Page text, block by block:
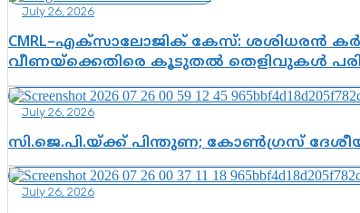
July 26, 2026
CMRL–എക്‌സാലോജിക് കേസ്: ശശിധരൻ
വീണയ്‌ക്കെതിരെ കൂടുതൽ തെളിവുകൾ
July 26, 2026
സി.ജെ.പി.യ്ക്ക് പിന്തുണ; കോൺഗ്രസ് ദേശീയ
July 26, 2026